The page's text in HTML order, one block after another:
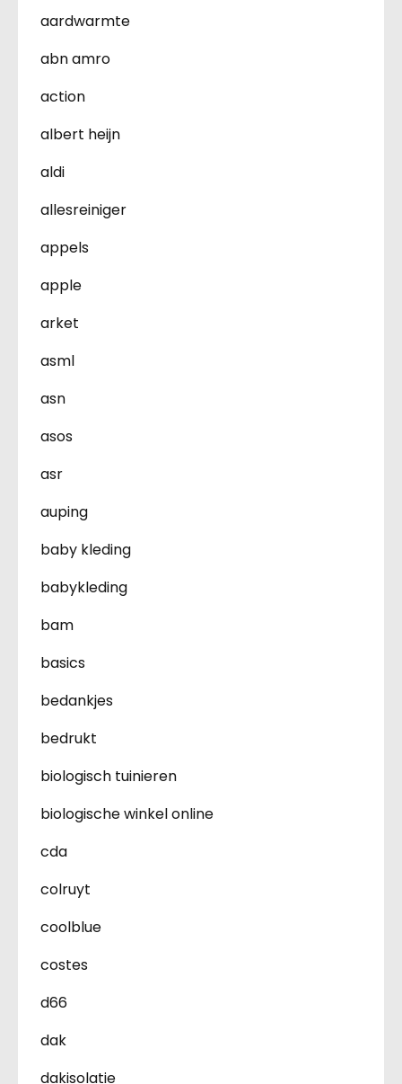
aardwarmte
abn amro
action
albert heijn
aldi
allesreiniger
appels
apple
arket
asml
asn
asos
asr
auping
baby kleding
babykleding
bam
basics
bedankjes
bedrukt
biologisch tuinieren
biologische winkel online
cda
colruyt
coolblue
costes
d66
dak
dakisolatie